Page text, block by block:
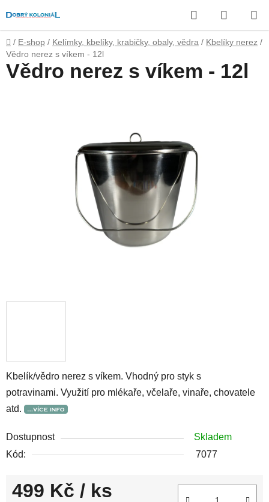
na
obsah
Hledat
KOŠÍK
Domů
/ E-shop / Kelímky, kbelíky, krabičky, obaly, vědra / Kbelíky nerez /
Vědro nerez s víkem - 12l
Kbelík/vědro nerez s víkem. Vhodný pro styk s
potravinami. Využití pro mlékaře, včelaře, vinaře, chovatele
atd.
Dostupnost
Skladem
Kód:
7077
499 Kč / ks
Vědro nerez s víkem - 12l